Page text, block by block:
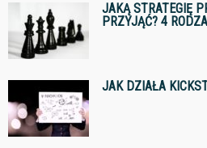
JAKĄ STRATEGIĘ
PRZYJĄĆ? 4
JAK DZIAŁA